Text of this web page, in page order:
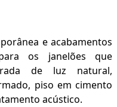
e acabamentos
os janelões que
de luz natural,
piso em cimento
acústico.